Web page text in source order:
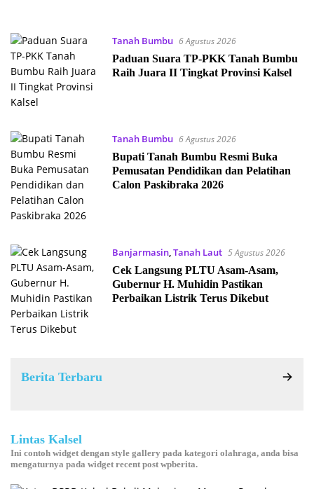
Tanah Bumbu 6 Agustus 2026
Paduan Suara TP-PKK Tanah Bumbu
Raih Juara II Tingkat Provinsi Kalsel
Tanah Bumbu 6 Agustus 2026
Bupati Tanah Bumbu Resmi Buka
Pemusatan Pendidikan dan Pelatihan
Calon Paskibraka 2026
Banjarmasin,Tanah Laut 5 Agustus 2026
Cek Langsung PLTU Asam-Asam,
Gubernur H. Muhidin Pastikan
Perbaikan Listrik Terus Dikebut
Berita Terbaru
Lintas Kalsel
Ini contoh widget dengan style gallery pada kategori olahraga, anda bisa
mengaturnya pada widget recent post wpberita.